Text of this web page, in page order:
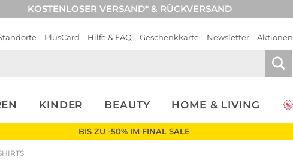
KOSTENLOSER VERSAND* & RÜCKVERSAND
PlusCard Hilfe & FAQ Geschenkkarte Newsletter Aktionen
KINDER BEAUTY HOME & LIVING
BIS ZU -50% IM FINAL SALE